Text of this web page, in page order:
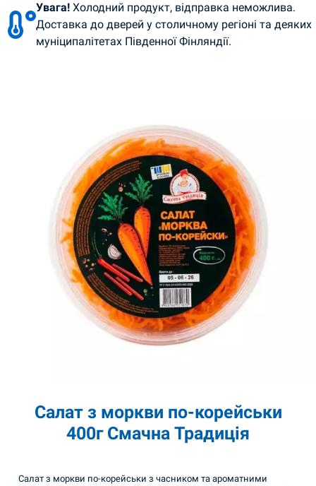
Увага! Холодний продукт, відправка неможлива.
Доставка до дверей у столичному регіоні та деяких
муніципалітетах Південної Фінляндії.
Салат з моркви по-корейськи
400г Смачна Традиція
Салат з моркви по-корейськи з часником та ароматними